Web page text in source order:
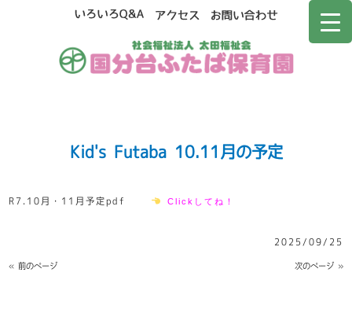
Kid's Futaba 10.11月の予定
R7.10月・11月予定pdf Clickしてね！
2025/09/25
« 前のページ 次のページ »